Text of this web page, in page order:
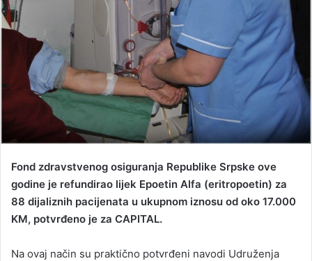
m
l
Fond zdravstvenog osiguranja Republike Srpske ove
godine je refundirao lijek Epoetin Alfa (eritropoetin) za
88 dijaliznih pacijenata u ukupnom iznosu od oko 17.000
KM, potvrđeno je za CAPITAL.
Na ovaj način su praktično potvrđeni navodi Udruženja